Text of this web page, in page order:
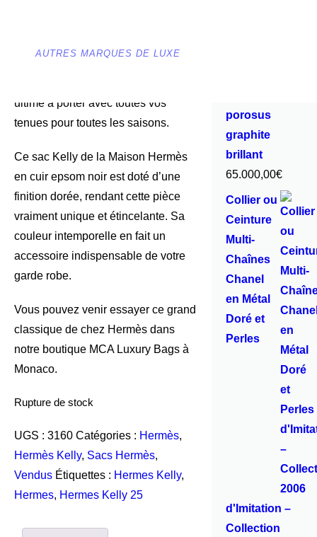
AUTRES MARQUES DE LUXE
ultime à porter avec toutes vos
tenues pour toutes les saisons.
Ce sac Kelly de la Maison Hermès
en cuir epsom noir est doté d’une
finition dorée, rendant cette pièce
vraiment unique et étincelante. Sa
couleur intemporelle en fait un
accessoire indispensable de votre
garde robe.
Vous pouvez venir essayer ce grand
classique de chez Hermès dans
notre boutique MCA Luxury Bags à
Monaco.
Rupture de stock
UGS : 3160 Catégories : Hermès,
Hermès Kelly, Sacs Hermès,
Vendus Étiquettes : Hermes Kelly,
Hermes, Hermes Kelly 25
porosus
graphite
brillant
65.000,00€
Collier ou
Ceinture
Multi-
Chaînes
Chanel
en Métal
Doré et
Perles
d'Imitation –
Collection